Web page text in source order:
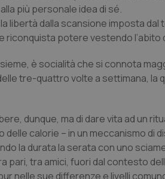
più personale idea di sé.
libertà dalla scansione imposta
riconquista potere vestendo l’abito
è socialità che si connota
tre-quattro volte a settimana, la
dunque, ma di dare vita ad un
delle calorie – in un meccanismo
la durata la serata con uno
pari, tra amici, fuori dal contesto
nelle sue differenze e livelli
_ga_0VMQEQKQ1N
VISITOR_INFO1_LIVE
__Secure-YNID
__Secure-
ROLLOUT_TOKEN
tracking-sites-